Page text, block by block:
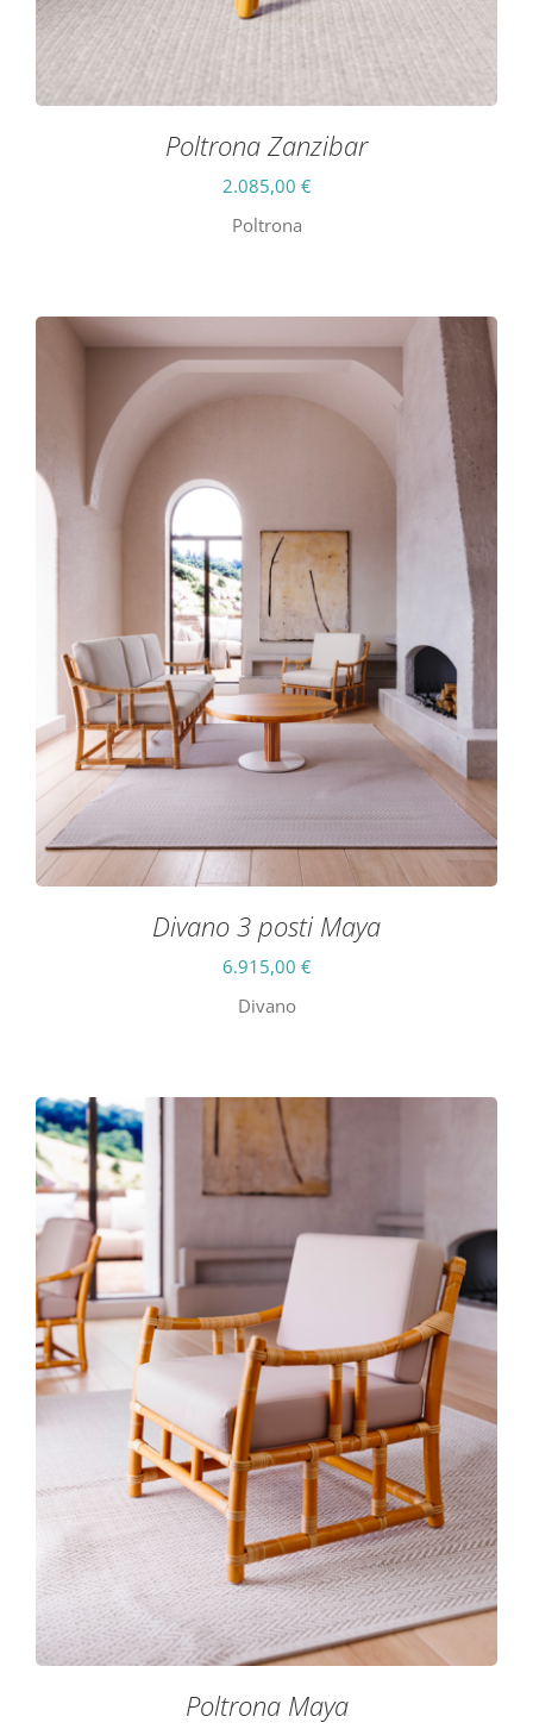
Poltrona Zanzibar
2.085,00 €
Poltrona
Divano 3 posti Maya
6.915,00 €
Divano
Poltrona Maya